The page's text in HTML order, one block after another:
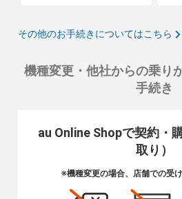
その他のお手続きについてはこちら
機種変更・他社からの乗り
手続き
au Online Shopで契約・
取り）
※機種変更の場合、店舗での受